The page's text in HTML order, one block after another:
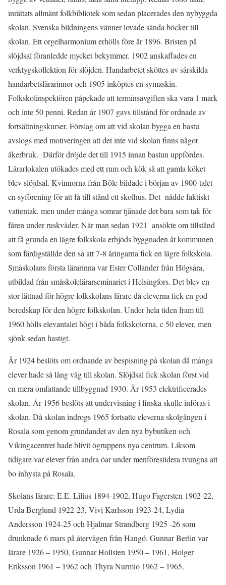
inrättats allmänt folkbibliotek som sedan placerades den nybyggda
skolan. Svenska bildningens vänner lovade sända böcker till
skolan. Ett orgelharmonium erhölls före år 1896. Bristen på
slöjdsal föranledde mycket bekymmer. 1902 anskaffades en
verktygskollektion för slöjden. Handarbetet sköttes av särskilda
handarbetslärarinnor och 1905 inköptes en symaskin.
Folkskolinspektören påpekade att terminsavgiften ska vara 1 mark
och inte 50 penni. Redan år 1907 gavs tillstånd för ordnade av
fortsättningskurser. Förslag om att vid skolan bygga en bastu
avslogs med motiveringen att det inte vid skolan finns något
åkerbruk. Därför dröjde det till 1915 innan bastun uppfördes.
Lärarlokalen utökades med ett rum och kök så att gamla köket
blev slöjdsal. Kvinnorna från Böle bildade i början av 1900-talet
en syförening för att få till stånd ett skolhus. Det nådde faktiskt
vattentak, men under många somrar tjänade det bara som tak för
fåren under ruskväder. När man sedan 1921 ansökte om tillstånd
att få grunda en lägre folkskola erbjöds byggnaden åt kommunen
som färdigställde den så att 7-8 åringarna fick en lägre folkskola.
Småskolans första lärarinna var Ester Collander från Högsåra,
utbildad från småskolelärarseminariet i Helsingfors. Det blev en
stor lättnad för högre folkskolans lärare då eleverna fick en god
beredskap för den högre folkskolan. Under hela tiden fram till
1960 hölls elevantalet högt i båda folkskolorna, c 50 elever, men
sjönk sedan hastigt.
År 1924 beslöts om ordnande av bespisning på skolan då många
elever hade så lång väg till skolan. Slöjdsal fick skolan först vid
en mera omfattande tillbyggnad 1930. År 1953 elektrificerades
skolan. År 1956 beslöts att undervisning i finska skulle införas i
skolan. Då skolan indrogs 1965 fortsatte eleverna skolgången i
Rosala som genom grundandet av den nya bybutiken och
Vikingacentret hade blivit ögruppens nya centrum. Liksom
tidigare var elever från andra öar under menförestidera tvungna att
bo inhysta på Rosala.
Skolans lärare: E.E. Lilius 1894-1902, Hugo Fagersten 1902-22,
Urda Berglund 1922-23, Vivi Karlsson 1923-24, Lydia
Andersson 1924-25 och Hjalmar Strandberg 1925 -26 som
drunknade 6 mars på återvägen från Hangö. Gunnar Berlin var
lärare 1926 – 1950, Gunnar Hollsten 1950 – 1961, Holger
Eriksson 1961 – 1962 och Thyra Nurmio 1962 – 1965.